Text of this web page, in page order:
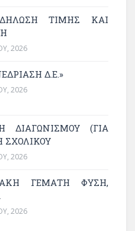
ΤΙΜΉΣ ΚΑΙ
2026
Δ.Ε.»
2026
ΔΙΑΓΩΝΙΣΜΟΥ (ΓΙΑ
ΣΧΟΛΙΚΟΎ
2026
ΓΕΜΆΤΗ ΦΎΣΗ,
2026